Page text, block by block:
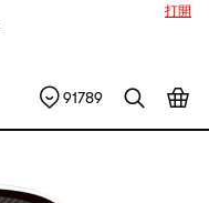
打開
91789